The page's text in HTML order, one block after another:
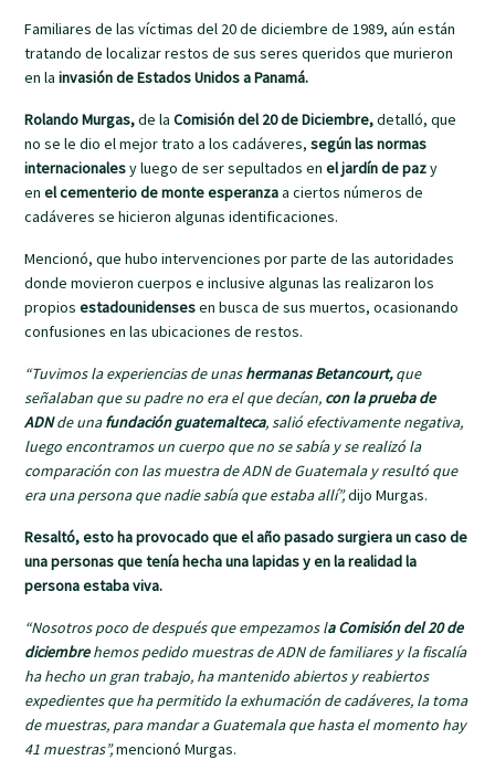
Familiares de las víctimas del 20 de diciembre de 1989, aún están
tratando de localizar restos de sus seres queridos que murieron
en lainvasión de Estados Unidos a Panamá.
Rolando Murgas,de laComisión del 20 de Diciembre,detalló, que
no se le dio el mejor trato a los cadáveres,según las normas
internacionalesy luego de ser sepultados enel jardín de pazy
enel cementerio de monte esperanzaa ciertos números de
cadáveres se hicieron algunas identificaciones.
Mencionó, que hubo intervenciones por parte de las autoridades
donde movieron cuerpos e inclusive algunas las realizaron los
propiosestadounidensesen busca de sus muertos, ocasionando
confusiones en las ubicaciones de restos.
“Tuvimos la experiencias de unashermanas Betancourt,que
señalaban que su padre no era el que decían, con la prueba de
ADNde unafundación guatemalteca, salió efectivamente negativa,
luego encontramos un cuerpo que no se sabía y se realizó la
comparación con las muestra de ADN de Guatemala y resultó que
era una persona que nadie sabía que estaba allí”,dijo Murgas.
Resaltó, esto ha provocado que el año pasado surgiera un caso de
una personas que tenía hecha una lapidas y en la realidad la
persona estaba viva.
“Nosotros poco de después que empezamos la Comisión del 20 de
diciembrehemos pedido muestras de ADN de familiares y la fiscalía
ha hecho un gran trabajo, ha mantenido abiertos y reabiertos
expedientes que ha permitido la exhumación de cadáveres, la toma
de muestras, para mandar a Guatemala que hasta el momento hay
41 muestras”,mencionó Murgas.